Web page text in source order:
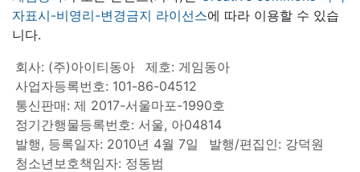
자표시-비영리-변경금지 라이선스에 따라 이용할 수 있습
니다.
회사: (주)아이티동아
제호: 게임동아
사업자등록번호: 101-86-04512
통신판매: 제 2017-서울마포-1990호
정기간행물등록번호: 서울, 아04814
발행, 등록일자: 2010년 4월 7일
발행/편집인: 강덕원
청소년보호책임자: 정동범